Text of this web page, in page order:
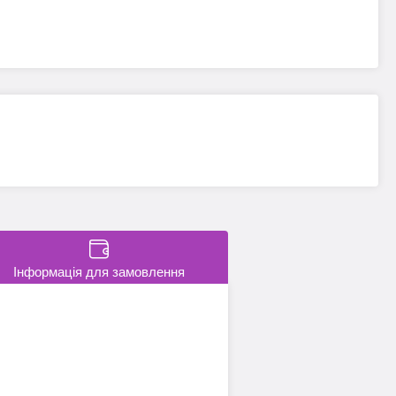
Інформація для замовлення